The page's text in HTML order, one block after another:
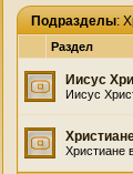
Подразделы:
Раздел
Иисус
Иисус
Христиане